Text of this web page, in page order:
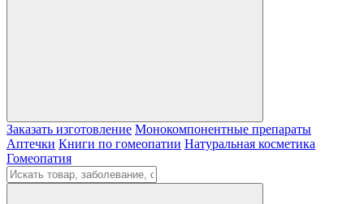
Заказать изготовление Монокомпонентные препараты
Аптечки Книги по гомеопатии Натуральная косметика
Гомеопатия